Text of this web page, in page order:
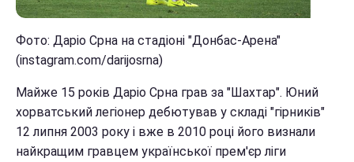
Фото: Даріо Срна на стадіоні "Донбас-Арена"
(instagram.com/darijosrna)
Майже 15 років Даріо Срна грав за "Шахтар". Юний
хорватський легіонер дебютував у складі "гірників"
12 липня 2003 року і вже в 2010 році його визнали
найкращим гравцем української прем'єр ліги